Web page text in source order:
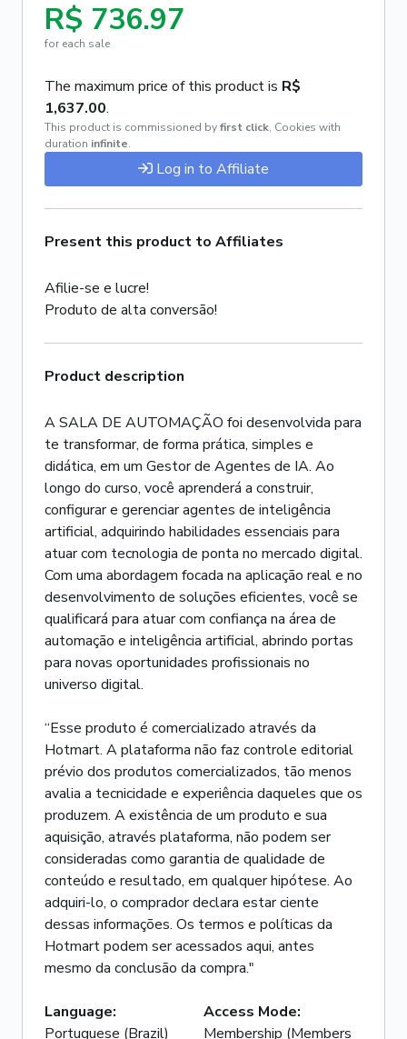
R$ 736.97
for each sale
The maximum price of this product is R$
1,637.00.
This product is commissioned byfirst click, Cookies with
duration infinite.
Log in to Affiliate
Present this product to Affiliates
Afilie-se e lucre!
Produto de alta conversão!
Product description
A SALA DE AUTOMAÇÃO foi desenvolvida para
te transformar, de forma prática, simples e
didática, em um Gestor de Agentes de IA. Ao
longo do curso, você aprenderá a construir,
configurar e gerenciar agentes de inteligência
artificial, adquirindo habilidades essenciais para
atuar com tecnologia de ponta no mercado digital.
Com uma abordagem focada na aplicação real e no
desenvolvimento de soluções eficientes, você se
qualificará para atuar com confiança na área de
automação e inteligência artificial, abrindo portas
para novas oportunidades profissionais no
universo digital.
“Esse produto é comercializado através da
Hotmart. A plataforma não faz controle editorial
prévio dos produtos comercializados, tão menos
avalia a tecnicidade e experiência daqueles que os
produzem. A existência de um produto e sua
aquisição, através plataforma, não podem ser
consideradas como garantia de qualidade de
conteúdo e resultado, em qualquer hipótese. Ao
adquiri-lo, o comprador declara estar ciente
dessas informações. Os termos e políticas da
Hotmart podem ser acessados aqui, antes
mesmo da conclusão da compra."
Language:
Portuguese (Brazil)
Access Mode:
Membership (Members